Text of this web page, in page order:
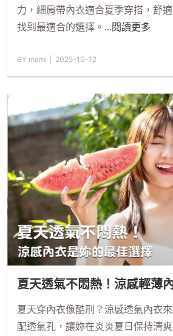
力，細肩帶內衣適合夏季穿搭，舒
找到最適合的選擇。 ...閱讀更多
BY mami │ 2025-10-12
夏天透氣不悶熱！涼感輕薄
夏天穿內衣像酷刑？涼感透氣內衣
配透氣孔，讓妳在炎炎夏日保持清